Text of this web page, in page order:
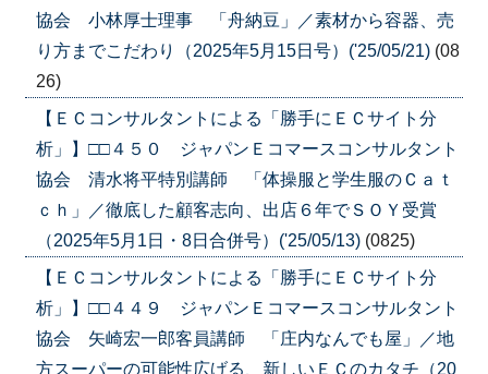
協会 小林厚士理事 「舟納豆」／素材から容器、売
り方までこだわり（2025年5月15日号）('25/05/21) (08
26)
【ＥＣコンサルタントによる「勝手にＥＣサイト分
析」】□□４５０ ジャパンＥコマースコンサルタント
協会 清水将平特別講師 「体操服と学生服のＣａｔ
ｃｈ」／徹底した顧客志向、出店６年でＳＯＹ受賞
（2025年5月1日・8日合併号）('25/05/13) (0825)
【ＥＣコンサルタントによる「勝手にＥＣサイト分
析」】□□４４９ ジャパンＥコマースコンサルタント
協会 矢崎宏一郎客員講師 「庄内なんでも屋」／地
方スーパーの可能性広げる、新しいＥＣのカタチ（20